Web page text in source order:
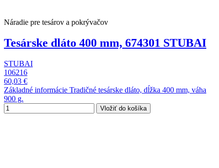
Náradie pre tesárov a pokrývačov
Tesárske dláto 400 mm, 674301 STUBAI
STUBAI
106216
60,03 €
Základné informácie Tradičné tesárske dláto, dĺžka 400 mm, váha
900 g.
Vložiť do košíka